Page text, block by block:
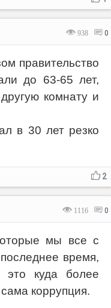
938 0
правительство
до 63-65 лет,
комнату и
в 30 лет резко
2
1116 0
мы все с
время,
куда более
коррупция.